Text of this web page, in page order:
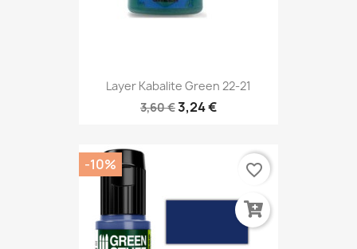
Layer Kabalite Green 22-21
3,60 €3,24 €
-10% favorite_border